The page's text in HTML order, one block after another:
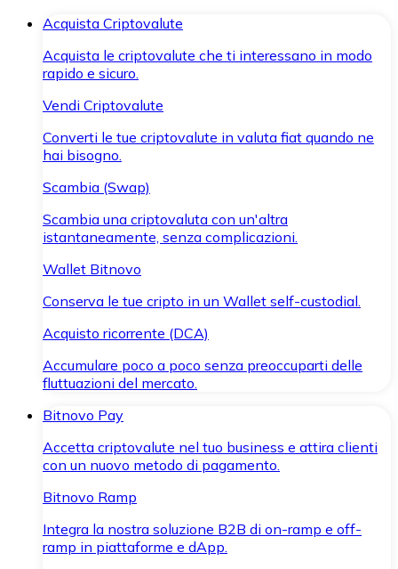
Acquista Criptovalute
Acquista le criptovalute che ti interessano in modo
rapido e sicuro.
Vendi Criptovalute
Converti le tue criptovalute in valuta fiat quando ne
hai bisogno.
Scambia (Swap)
Scambia una criptovaluta con un'altra
istantaneamente, senza complicazioni.
Wallet Bitnovo
Conserva le tue cripto in un Wallet self-custodial.
Acquisto ricorrente (DCA)
Accumulare poco a poco senza preoccuparti delle
fluttuazioni del mercato.
Bitnovo Pay
Accetta criptovalute nel tuo business e attira clienti
con un nuovo metodo di pagamento.
Bitnovo Ramp
Integra la nostra soluzione B2B di on-ramp e off-
ramp in piattaforme e dApp.